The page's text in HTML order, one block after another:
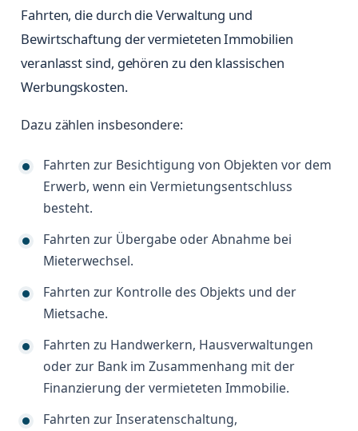
Fahrten, die durch die Verwaltung und
Bewirtschaftung der vermieteten Immobilien
veranlasst sind, gehören zu den klassischen
Werbungskosten.
Dazu zählen insbesondere:
Fahrten zur Besichtigung von Objekten vor dem
Erwerb, wenn ein Vermietungsentschluss
besteht.
Fahrten zur Übergabe oder Abnahme bei
Mieterwechsel.
Fahrten zur Kontrolle des Objekts und der
Mietsache.
Fahrten zu Handwerkern, Hausverwaltungen
oder zur Bank im Zusammenhang mit der
Finanzierung der vermieteten Immobilie.
Fahrten zur Inseratenschaltung,